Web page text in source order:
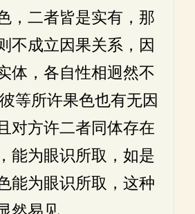
，二者皆是实有，那
不成立因果关系，因
体，各自性相迥然不
等所许果色也有无因
对方许二者同体存在
能为眼识所取，如是
能为眼识所取，这种